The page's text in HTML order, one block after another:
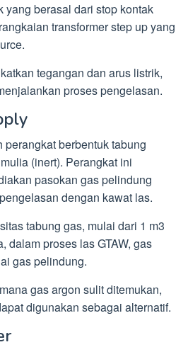
yang berasal dari stop kontak
transformer step up yang
tegangan dan arus listrik,
proses pengelasan.
perangkat berbentuk tabung
(inert). Perangkat ini
pasokan gas pelindung
dengan kawat las.
tabung gas, mulai dari 1 m3
dalam proses las GTAW, gas
gas pelindung.
gas argon sulit ditemukan,
digunakan sebagai alternatif.